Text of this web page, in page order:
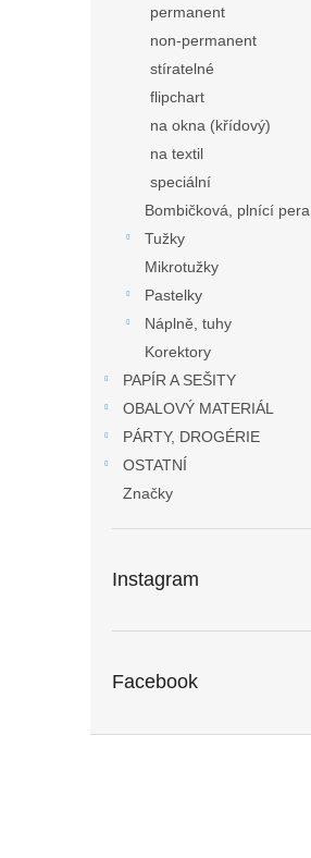
permanent
non-permanent
stíratelné
flipchart
na okna (křídový)
na textil
speciální
Bombičková, plnící pera
Tužky
Mikrotužky
Pastelky
Náplně, tuhy
Korektory
PAPÍR A SEŠITY
OBALOVÝ MATERIÁL
PÁRTY, DROGÉRIE
OSTATNÍ
Značky
Instagram
Facebook